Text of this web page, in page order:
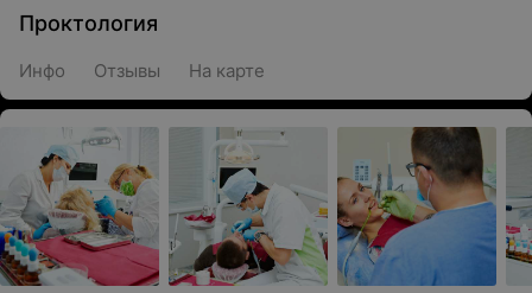
Проктология
Инфо Отзывы На карте